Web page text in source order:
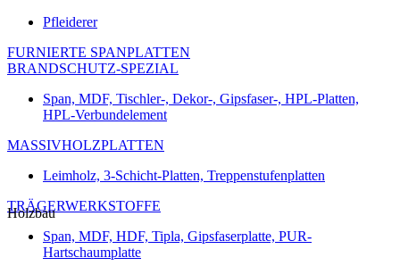
Pfleiderer
FURNIERTE SPANPLATTEN
BRANDSCHUTZ-SPEZIAL
Span, MDF, Tischler-, Dekor-, Gipsfaser-, HPL-Platten,
HPL-Verbundelement
MASSIVHOLZPLATTEN
Leimholz, 3-Schicht-Platten, Treppenstufenplatten
TRÄGERWERKSTOFFE
Span, MDF, HDF, Tipla, Gipsfaserplatte, PUR-
Hartschaumplatte
Holzbau